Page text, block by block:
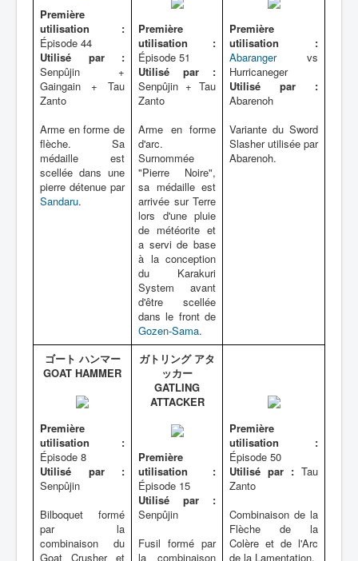
Première
utilisation :
Épisode 44
Utilisé par :
Senpûjin +
Gaingain + Tau
Zanto
Arme en forme de
flèche. Sa
médaille est
scellée dans une
pierre détenue par
Sandaru.
Première
utilisation :
Épisode 51
Utilisé par :
Senpûjin + Tau
Zanto
Arme en forme
d'arc.
Surnommée
"Pierre Noire",
sa médaille est
arrivée sur Terre
lors d'une pluie
de météorite et
a servi de base
à la conception
du Karakuri
System avant
d'être scellée
dans le front de
Gozen-Sama.
Première
utilisation :
Abarangervs
Hurricaneger
Utilisé par :
Abarenoh
Variante du Sword
Slasher utilisée par
Abarenoh.
ゴート ハンマー
GOAT HAMMER
Première
utilisation :
Épisode 8
Utilisé par :
Senpûjin
Bilboquet formé
par la
combinaison du
Goat Crusher et
ガトリング アタ
ッカー
GATLING
ATTACKER
Première
utilisation :
Épisode 15
Utilisé par :
Senpûjin
Fusil formé par
la combinaison
Première
utilisation :
Épisode 50
Utilisé par : Tau
Zanto
Combinaison de la
Flèche de la
Colère et de l'Arc
de la Lamentation.